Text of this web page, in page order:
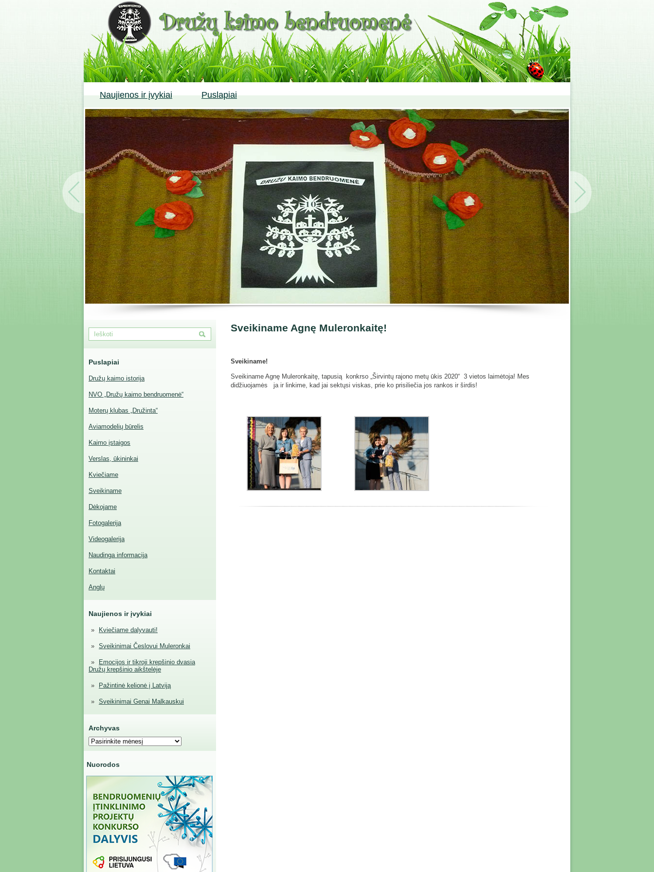
Naujienos ir įvykiai Puslapiai
Puslapiai
Družų kaimo istorija
NVO „Družų kaimo bendruomenė“
Moterų klubas „Družinta“
Aviamodelių būrelis
Kaimo įstaigos
Verslas, ūkininkai
Kviečiame
Sveikiname
Dėkojame
Fotogalerija
Videogalerija
Naudinga informacija
Kontaktai
Anglų
Naujienos ir įvykiai
Kviečiame dalyvauti!
Sveikinimai Česlovui Muleronkai
Emocijos ir tikroji krepšinio dvasia
Družų krepšinio aikštelėje
Pažintinė kelionė į Latviją
Sveikinimai Genai Malkauskui
Archyvas
Archyvas
Nuorodos
Sveikiname Agnę Muleronkaitę!
Sveikiname!
Sveikiname Agnę Muleronkaitę, tapusią konkrso „Širvintų rajono metų ūkis 2020“ 3 vietos laimėtoja! Mes
didžiuojamės ja ir linkime, kad jai sektųsi viskas, prie ko prisiliečia jos rankos ir širdis!